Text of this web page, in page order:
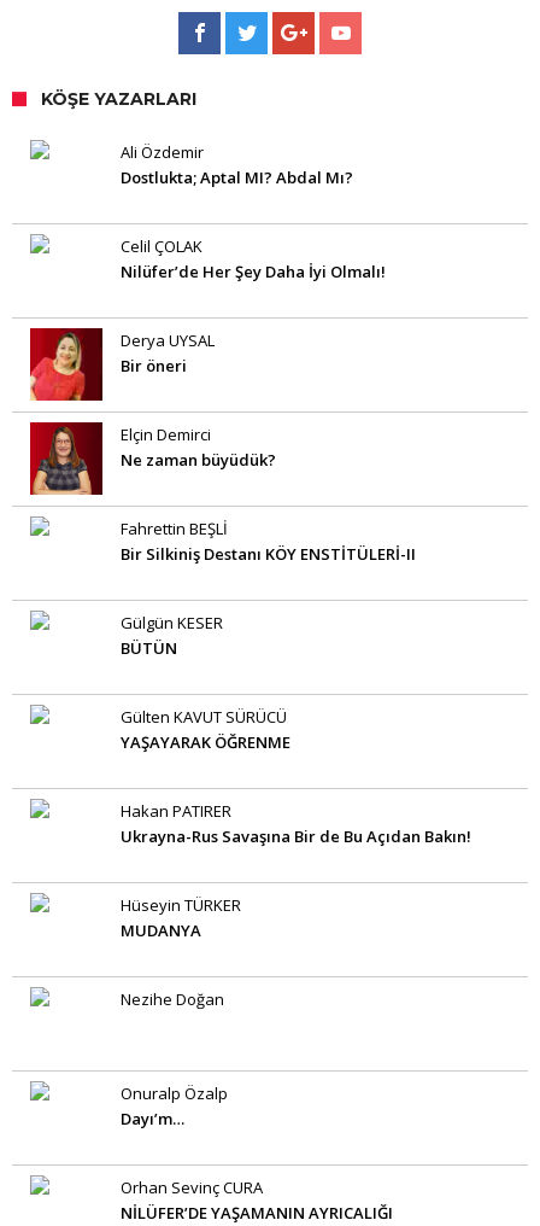
KÖŞE YAZARLARI
Ali Özdemir
Dostlukta; Aptal MI? Abdal Mı?
Celil ÇOLAK
Nilüfer’de Her Şey Daha İyi Olmalı!
Derya UYSAL
Bir öneri
Elçin Demirci
Ne zaman büyüdük?
Fahrettin BEŞLİ
Bir Silkiniş Destanı KÖY ENSTİTÜLERİ-II
Gülgün KESER
BÜTÜN
Gülten KAVUT SÜRÜCÜ
YAŞAYARAK ÖĞRENME
Hakan PATIRER
Ukrayna-Rus Savaşına Bir de Bu Açıdan Bakın!
Hüseyin TÜRKER
MUDANYA
Nezihe Doğan
Onuralp Özalp
Dayı’m…
Orhan Sevinç CURA
NİLÜFER’DE YAŞAMANIN AYRICALIĞI